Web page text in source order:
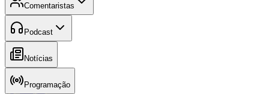
Comentaristas
Podcast
Notícias
Programação